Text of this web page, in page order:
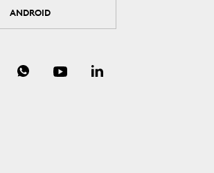
ANDROID